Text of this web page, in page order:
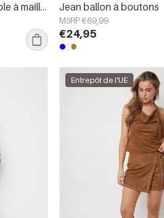
Bracelet en acier inoxydable à maillons en forme de cœur, collection Daily Simple, bijoux pour femmes Jean ballon à boutons
MSRP €69,99
€24,95
Entrepôt de l'UE